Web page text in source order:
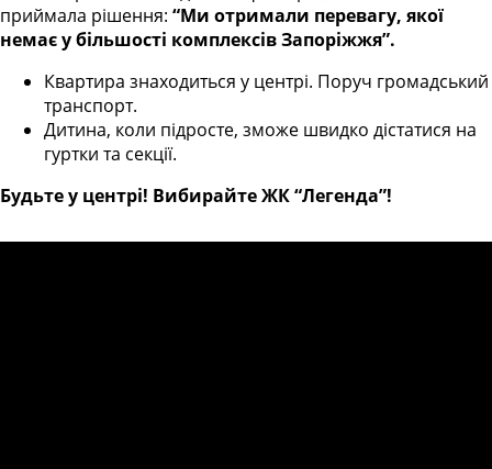
приймала рішення: “Ми отримали перевагу, якої
немає у більшості комплексів Запоріжжя”.
Квартира знаходиться у центрі. Поруч громадський
транспорт.
Дитина, коли підросте, зможе швидко дістатися на
гуртки та секції.
Будьте у центрі! Вибирайте ЖК “Легенда”!